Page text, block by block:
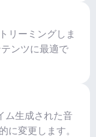
リーミングしま
ンツに最適で
ム生成された音
に変更します。